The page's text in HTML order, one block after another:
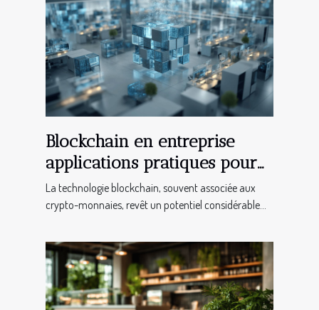
Blockchain en entreprise
applications pratiques pour
la sécurisation des
transactions
La technologie blockchain, souvent associée aux
crypto-monnaies, revêt un potentiel considérable...